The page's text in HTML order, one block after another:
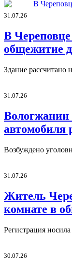
31.07.26
В
общежитие
Здание рассчитано
31.07.26
Вологжанин
автомобиля
Возбуждено
31.07.26
Житель
комнате в
Регистрация
30.07.26